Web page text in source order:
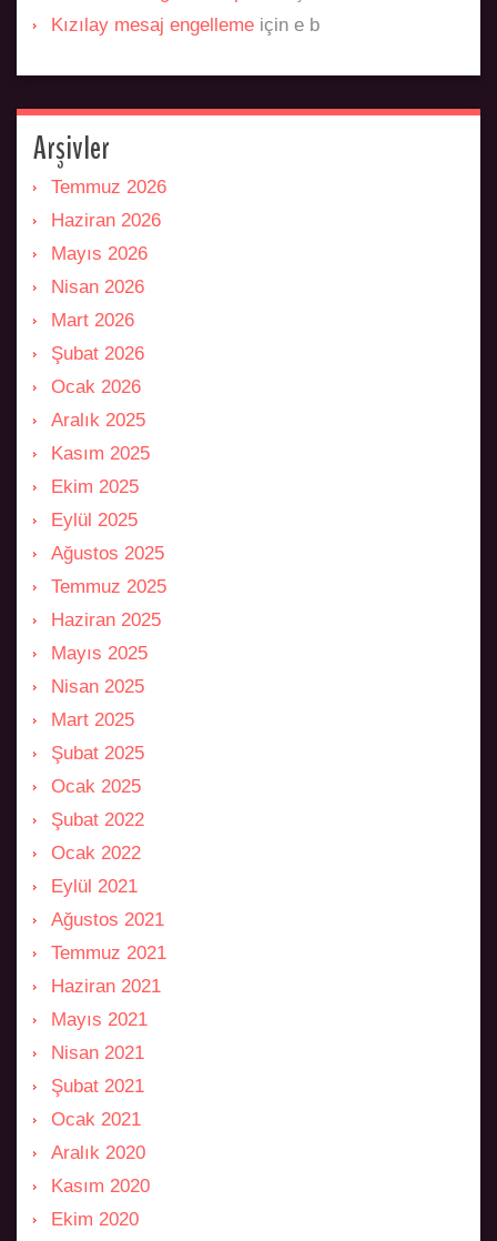
Kızılay mesaj engelleme için e b
Arşivler
Temmuz 2026
Haziran 2026
Mayıs 2026
Nisan 2026
Mart 2026
Şubat 2026
Ocak 2026
Aralık 2025
Kasım 2025
Ekim 2025
Eylül 2025
Ağustos 2025
Temmuz 2025
Haziran 2025
Mayıs 2025
Nisan 2025
Mart 2025
Şubat 2025
Ocak 2025
Şubat 2022
Ocak 2022
Eylül 2021
Ağustos 2021
Temmuz 2021
Haziran 2021
Mayıs 2021
Nisan 2021
Şubat 2021
Ocak 2021
Aralık 2020
Kasım 2020
Ekim 2020